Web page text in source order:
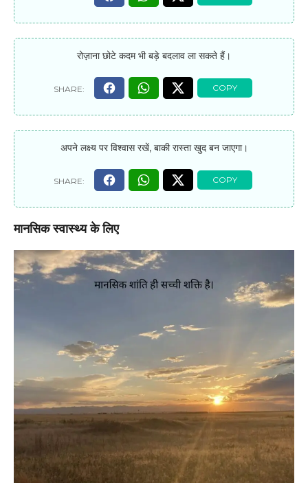
रोज़ाना छोटे कदम भी बड़े बदलाव ला सकते हैं।
अपने लक्ष्य पर विश्वास रखें, बाकी रास्ता खुद बन जाएगा।
मानसिक स्वास्थ्य के लिए